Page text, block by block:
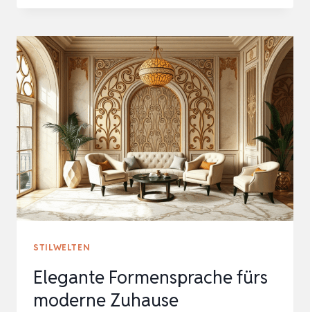
OHNEN
STILWELTEN
Elegante Formensprache fürs
moderne Zuhause